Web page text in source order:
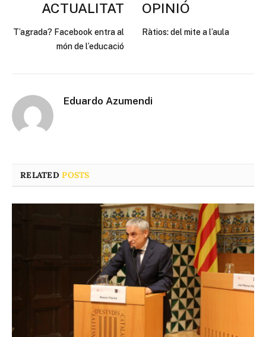
ACTUALITAT
T’agrada? Facebook entra al
món de l’educació
OPINIÓ
Ràtios: del mite a l’aula
Eduardo Azumendi
RELATEDPOSTS